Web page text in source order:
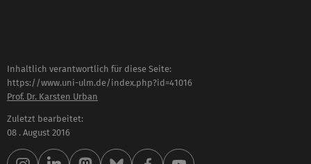
Inhaltlich verantwortlich für diese Seite:
https://www.uni-ulm.de/index.php?id=41016
Prof. Dr. Karsten Urban
Zuletzt bearbeitet:
08 . August 2016